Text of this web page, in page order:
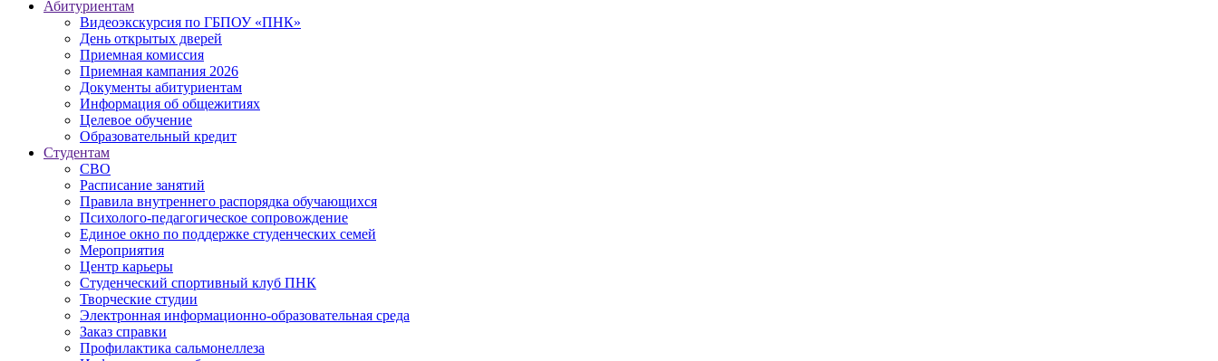
Абитуриентам
Видеоэкскурсия по ГБПОУ «ПНК»
День открытых дверей
Приемная комиссия
Приемная кампания 2026
Дoкументы абитуриентам
Информация об общежитиях
Целевое обучение
Образовательный кредит
Студентам
СВО
Расписание занятий
Правила внутреннего распорядка обучающихся
Психолого-педагогическое сопровождение
Единое окно по поддержке студенческих семей
Мероприятия
Центр карьеры
Студенческий спортивный клуб ПНК
Творческие студии
Электронная информационно-образовательная среда
Заказ справки
Профилактика сальмонеллеза